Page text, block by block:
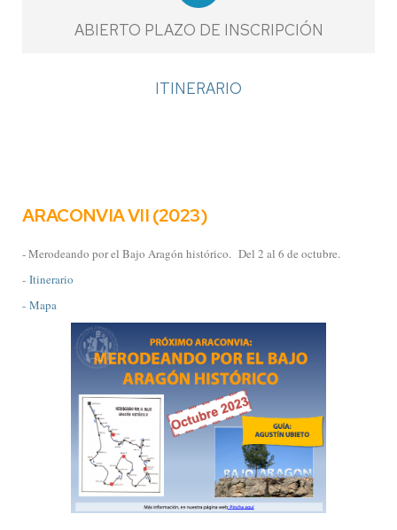
ABIERTO PLAZO DE INSCRIPCIÓN
ITINERARIO
ARACONVIA VII (2023)
- Merodeando por el Bajo Aragón histórico. Del 2 al 6 de octubre.
- Itinerario
- Mapa